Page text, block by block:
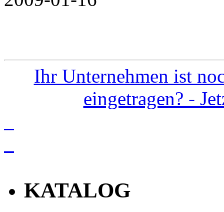
Ihr Unternehmen ist
eingetragen? -
KATALOG